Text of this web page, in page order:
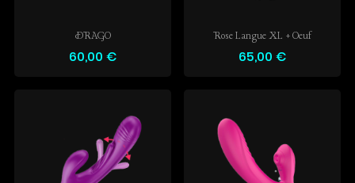
DRAGO
60,00 €
Rose Langue XL + Oeuf
65,00 €